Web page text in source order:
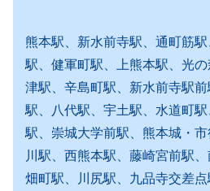
熊本駅、新水前寺駅、通町筋
駅、健軍町駅、上熊本駅、光
津駅、辛島町駅、新水前寺駅
駅、八代駅、宇土駅、水道町
駅、崇城大学前駅、熊本城・
川駅、西熊本駅、藤崎宮前駅
畑町駅、川尻駅、九品寺交差